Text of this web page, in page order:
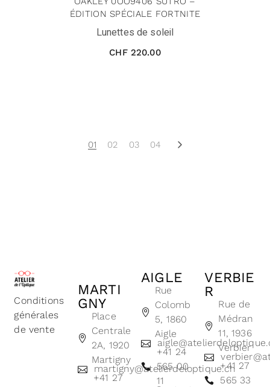
ÉDITION SPÉCIALE FORTNITE
Lunettes de soleil
CHF220.00
01 02 03 04
Conditions
générales
de vente
MARTI
GNY
Place
Centrale
2A, 1920
Martigny
martigny@atelierdeloptique.ch
+41 27
AIGLE
Rue
Colomb
5, 1860
Aigle
+41 24
565 00
11
VERBIE
R
Rue de
Médran
11, 1936
Verbier
+41 27
565 33